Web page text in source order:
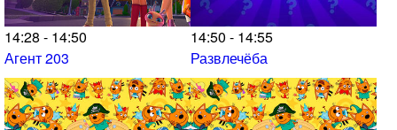
14:28 - 14:50
Агент 203
14:50 - 14:55
Развлечёба